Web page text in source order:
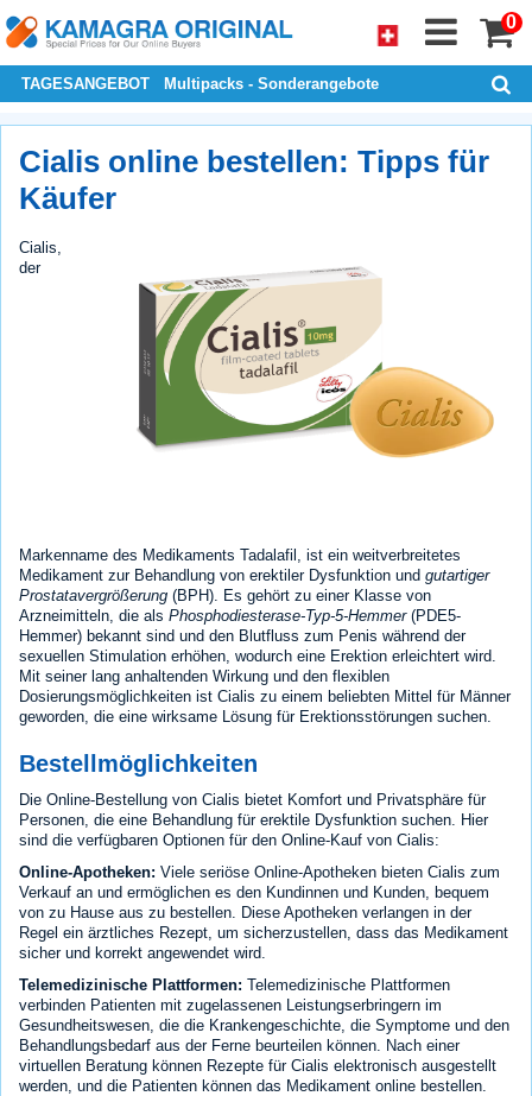
0
TAGESANGEBOT Multipacks - Sonderangebote
Cialis online bestellen: Tipps für
Käufer
Cialis,
der
Markenname des Medikaments Tadalafil, ist ein weitverbreitetes
Medikament zur Behandlung von erektiler Dysfunktion und gutartiger
Prostatavergrößerung (BPH). Es gehört zu einer Klasse von
Arzneimitteln, die als Phosphodiesterase-Typ-5-Hemmer(PDE5-
Hemmer) bekannt sind und den Blutfluss zum Penis während der
sexuellen Stimulation erhöhen, wodurch eine Erektion erleichtert wird.
Mit seiner lang anhaltenden Wirkung und den flexiblen
Dosierungsmöglichkeiten ist Cialis zu einem beliebten Mittel für Männer
geworden, die eine wirksame Lösung für Erektionsstörungen suchen.
Bestellmöglichkeiten
Die Online-Bestellung von Cialis bietet Komfort und Privatsphäre für
Personen, die eine Behandlung für erektile Dysfunktion suchen. Hier
sind die verfügbaren Optionen für den Online-Kauf von Cialis:
Online-Apotheken: Viele seriöse Online-Apotheken bieten Cialis zum
Verkauf an und ermöglichen es den Kundinnen und Kunden, bequem
von zu Hause aus zu bestellen. Diese Apotheken verlangen in der
Regel ein ärztliches Rezept, um sicherzustellen, dass das Medikament
sicher und korrekt angewendet wird.
Telemedizinische Plattformen: Telemedizinische Plattformen
verbinden Patienten mit zugelassenen Leistungserbringern im
Gesundheitswesen, die die Krankengeschichte, die Symptome und den
Behandlungsbedarf aus der Ferne beurteilen können. Nach einer
virtuellen Beratung können Rezepte für Cialis elektronisch ausgestellt
werden, und die Patienten können das Medikament online bestellen.